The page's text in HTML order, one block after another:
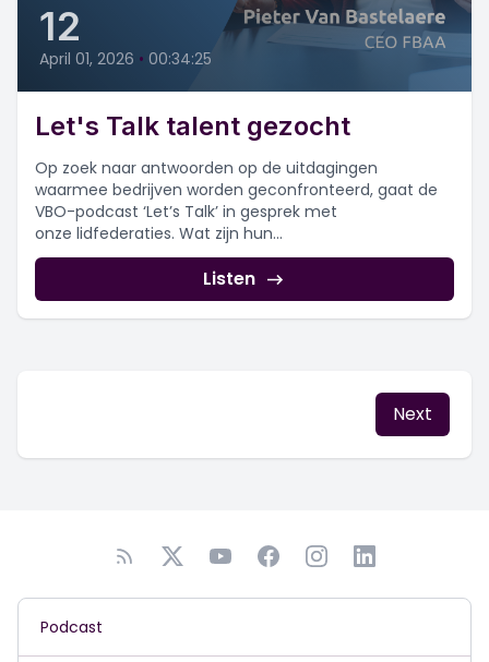
12
April 01, 2026 • 00:34:25
Let's Talk talent gezocht
Op zoek naar antwoorden op de uitdagingen
waarmee bedrijven worden geconfronteerd, gaat de
VBO-podcast ‘Let’s Talk’ in gesprek met
onze lidfederaties. Wat zijn hun...
Listen
Next
Podcast